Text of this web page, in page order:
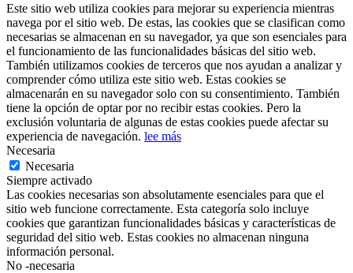
Este sitio web utiliza cookies para mejorar su experiencia mientras
navega por el sitio web. De estas, las cookies que se clasifican como
necesarias se almacenan en su navegador, ya que son esenciales para
el funcionamiento de las funcionalidades básicas del sitio web.
También utilizamos cookies de terceros que nos ayudan a analizar y
comprender cómo utiliza este sitio web. Estas cookies se
almacenarán en su navegador solo con su consentimiento. También
tiene la opción de optar por no recibir estas cookies. Pero la
exclusión voluntaria de algunas de estas cookies puede afectar su
experiencia de navegación. lee más
Necesaria
Necesaria
Siempre activado
Las cookies necesarias son absolutamente esenciales para que el
sitio web funcione correctamente. Esta categoría solo incluye
cookies que garantizan funcionalidades básicas y características de
seguridad del sitio web. Estas cookies no almacenan ninguna
información personal.
No -necesaria